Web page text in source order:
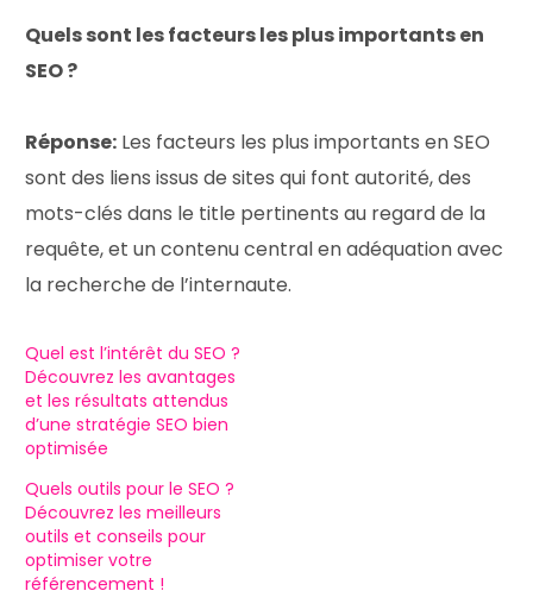
Quels sont les facteurs les plus importants en
SEO ?
Réponse: Les facteurs les plus importants en SEO
sont des liens issus de sites qui font autorité, des
mots-clés dans le title pertinents au regard de la
requête, et un contenu central en adéquation avec
la recherche de l’internaute.
Quel est l’intérêt du SEO ?
Découvrez les avantages
et les résultats attendus
d’une stratégie SEO bien
optimisée
Quels outils pour le SEO ?
Découvrez les meilleurs
outils et conseils pour
optimiser votre
référencement !